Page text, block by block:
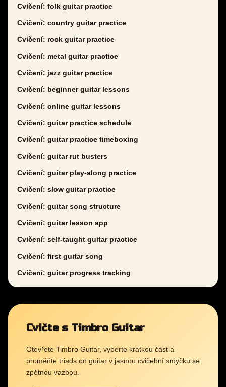
Cvičení: folk guitar practice
Cvičení: country guitar practice
Cvičení: rock guitar practice
Cvičení: metal guitar practice
Cvičení: jazz guitar practice
Cvičení: beginner guitar lessons
Cvičení: online guitar lessons
Cvičení: guitar practice schedule
Cvičení: guitar practice timeboxing
Cvičení: guitar rut busters
Cvičení: guitar play-along practice
Cvičení: slow guitar practice
Cvičení: guitar song structure
Cvičení: guitar lesson app
Cvičení: self-taught guitar practice
Cvičení: first guitar song
Cvičení: guitar progress tracking
Cvičte s Timbro Guitar
Otevřete Timbro Guitar, vyberte krátkou část a
proměňte triads on guitar v jasnou cvičební smyčku se
zpětnou vazbou.